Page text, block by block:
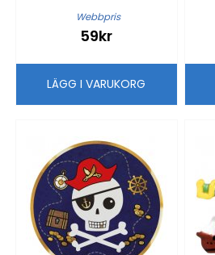
Webbpris
59kr
LÄGG I VARUKORG